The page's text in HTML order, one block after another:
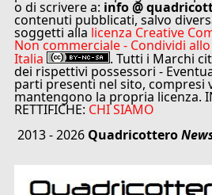
o di scrivere a: info @
contenuti pubblicati, salvo
soggetti alla licenza Creative
Non commerciale - Condividi
Italia . Tutti i Marchi
dei rispettivi possessori -
parti presenti nel sito, compresi
mantengono la propria licenza.
RETTIFICHE: CHI SIAMO
2013 - 2026 Quadricottero